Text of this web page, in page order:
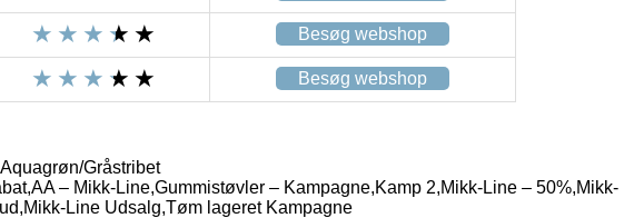
Besøg webshop
Besøg webshop
Gråstribet
– Mikk-Line,Gummistøvler – Kampagne,Kamp 2,Mikk-Line – 50%,Mikk-
Line Udsalg,Tøm lageret Kampagne